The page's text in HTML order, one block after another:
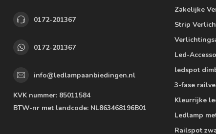
0172-201367
0172-201367
info@ledlampaanbiedingen.nl
KVK nummer: 85011584
BTW-nr met landcode: NL863468196B01
Zakelijke
Strip
Led-
ledspot
3-fase
Kleurrijke
Ledlamp
Railspot